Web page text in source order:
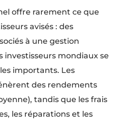
offre rarement ce que
avisés : des
à une gestion
investisseurs mondiaux se
importants. Les
des rendements
tandis que les frais
les réparations et les